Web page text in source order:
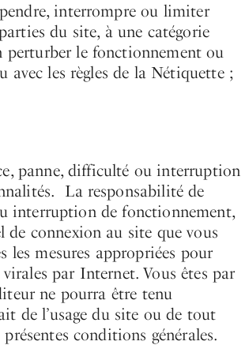
interrompre ou limiter
du site, à une catégorie
le fonctionnement ou
les règles de la Nétiquette ;
panne, difficulté ou interruption
La responsabilité de
interruption de fonctionnement,
de connexion au site que vous
les mesures appropriées pour
par Internet. Vous êtes par
ne pourra être tenu
de l’usage du site ou de tout
conditions générales.